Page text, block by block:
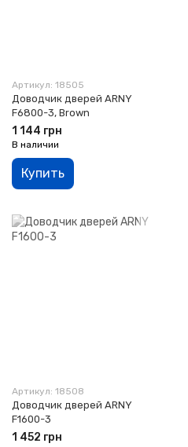
Артикул: 18505
Доводчик дверей ARNY
F6800-3, Brown
1 144 грн
В наличии
Купить
Артикул: 18508
Доводчик дверей ARNY
F1600-3
1 452 грн